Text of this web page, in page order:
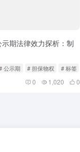
期法律效力探析：制
公示期 # 担保物权 # 标签
0 1,020 0